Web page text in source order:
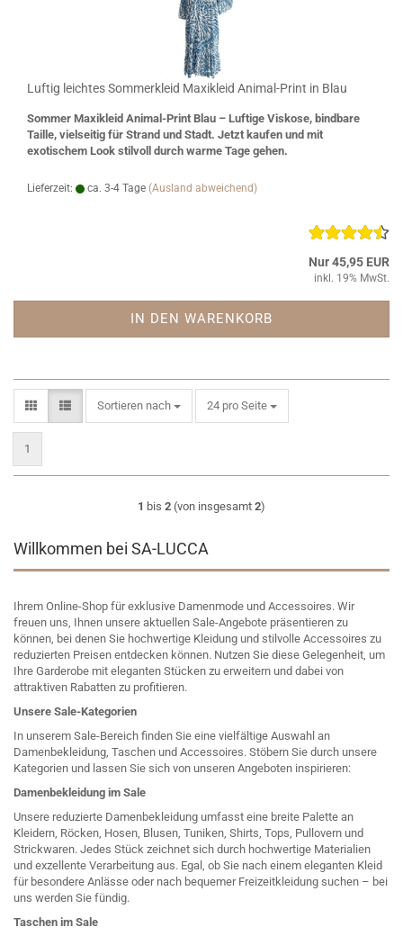
Luftig leichtes Sommerkleid Maxikleid Animal-Print in Blau
Sommer Maxikleid Animal-Print Blau – Luftige Viskose, bindbare
Taille, vielseitig für Strand und Stadt. Jetzt kaufen und mit
exotischem Look stilvoll durch warme Tage gehen.
Lieferzeit: ca. 3-4 Tage (Ausland abweichend)
Nur 45,95 EUR
inkl. 19% MwSt.
IN DEN WARENKORB
Sortieren nach
Sortieren nach 24 pro Seite
pro Seite
1
1 bis 2 (von insgesamt 2)
Willkommen bei SA-LUCCA
Ihrem Online-Shop für exklusive Damenmode und Accessoires. Wir
freuen uns, Ihnen unsere aktuellen Sale-Angebote präsentieren zu
können, bei denen Sie hochwertige Kleidung und stilvolle Accessoires zu
reduzierten Preisen entdecken können. Nutzen Sie diese Gelegenheit, um
Ihre Garderobe mit eleganten Stücken zu erweitern und dabei von
attraktiven Rabatten zu profitieren.
Unsere Sale-Kategorien
In unserem Sale-Bereich finden Sie eine vielfältige Auswahl an
Damenbekleidung, Taschen und Accessoires. Stöbern Sie durch unsere
Kategorien und lassen Sie sich von unseren Angeboten inspirieren:
Damenbekleidung im Sale
Unsere reduzierte Damenbekleidung umfasst eine breite Palette an
Kleidern, Röcken, Hosen, Blusen, Tuniken, Shirts, Tops, Pullovern und
Strickwaren. Jedes Stück zeichnet sich durch hochwertige Materialien
und exzellente Verarbeitung aus. Egal, ob Sie nach einem eleganten Kleid
für besondere Anlässe oder nach bequemer Freizeitkleidung suchen – bei
uns werden Sie fündig.
Taschen im Sale